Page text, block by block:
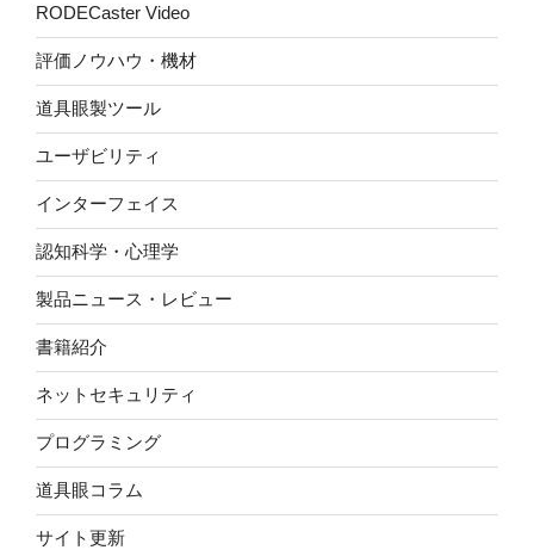
RODECaster Video
評価ノウハウ・機材
道具眼製ツール
ユーザビリティ
インターフェイス
認知科学・心理学
製品ニュース・レビュー
書籍紹介
ネットセキュリティ
プログラミング
道具眼コラム
サイト更新